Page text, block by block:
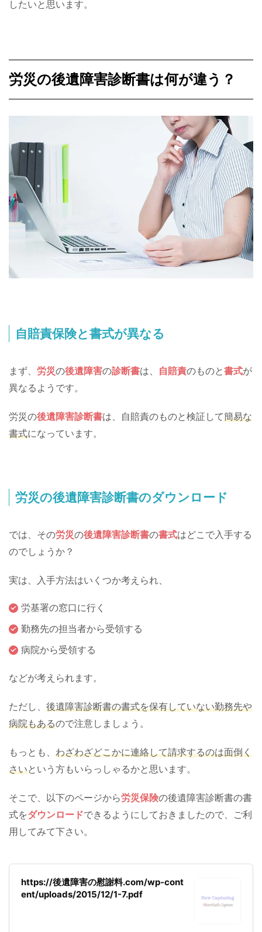
したいと思います。
労災の後遺障害診断書は何が違う？
自賠責保険と書式が異なる
まず、 労災の後遺障害の診断書は、 自賠責のものと書式が
異なるようです。
労災の後遺障害診断書は、自賠責のものと検証して簡易な
書式になっています。
労災の後遺障害診断書のダウンロード
では、その労災の後遺障害診断書の書式はどこで入手する
のでしょうか？
実は、入手方法はいくつか考えられ、
労基署の窓口に行く
勤務先の担当者から受領する
病院から受領する
などが考えられます。
ただし、 後遺障害診断書の書式を保有していない勤務先や
病院もあるので注意しましょう。
もっとも、 わざわざどこかに連絡して請求するのは面倒く
さいという方もいらっしゃるかと思います。
そこで、以下のページから労災保険の後遺障害診断書の書
式をダウンロードできるようにしておきましたので、ご利
用してみて下さい。
https://後遺障害の慰謝料.com/wp-cont
ent/uploads/2015/12/1-7.pdf